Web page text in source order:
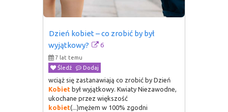
Dzień kobiet – co zrobić by był
wyjątkowy?
6
7 lat temu
Śledź
Dodaj
wciąż się zastanawiają co zrobić by Dzień
Kobiet był wyjątkowy. Kwiaty Niezawodne,
ukochane przez większość
kobiet(...)mężem w 100% zgodni